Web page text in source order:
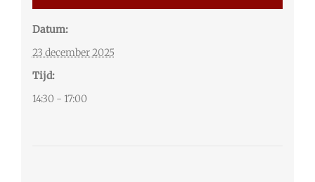
Datum:
23 december 2025
Tijd:
14:30 - 17:00